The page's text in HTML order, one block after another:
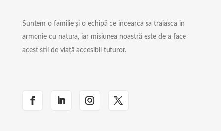
Suntem o familie și o echipă ce incearca sa traiasca in
armonie cu natura, iar misiunea noastră este de a face
acest stil de viață accesibil tuturor.